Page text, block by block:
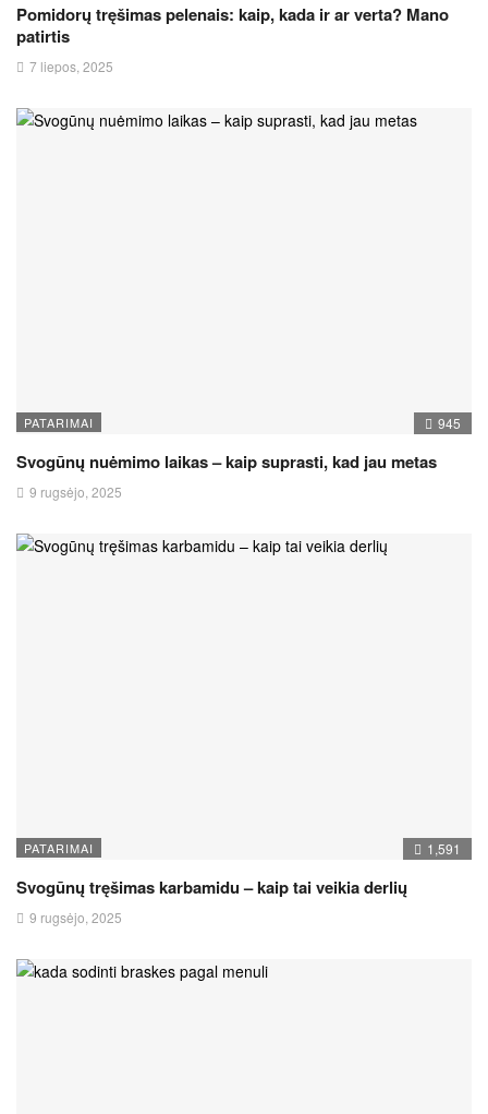
Pomidorų tręšimas pelenais: kaip, kada ir ar verta? Mano
patirtis
7 liepos, 2025
PATARIMAI 945
Svogūnų nuėmimo laikas – kaip suprasti, kad jau metas
9 rugsėjo, 2025
PATARIMAI 1,591
Svogūnų tręšimas karbamidu – kaip tai veikia derlių
9 rugsėjo, 2025